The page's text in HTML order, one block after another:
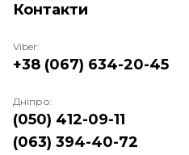
Контакти
Viber:
+38 (067) 634-20-45
Дніпро:
(050) 412-09-11
(063) 394-40-72